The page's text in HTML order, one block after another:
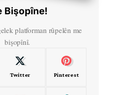
Bişopîne!
platforman rûpelên me
bişopînî.
Twitter Pinterest